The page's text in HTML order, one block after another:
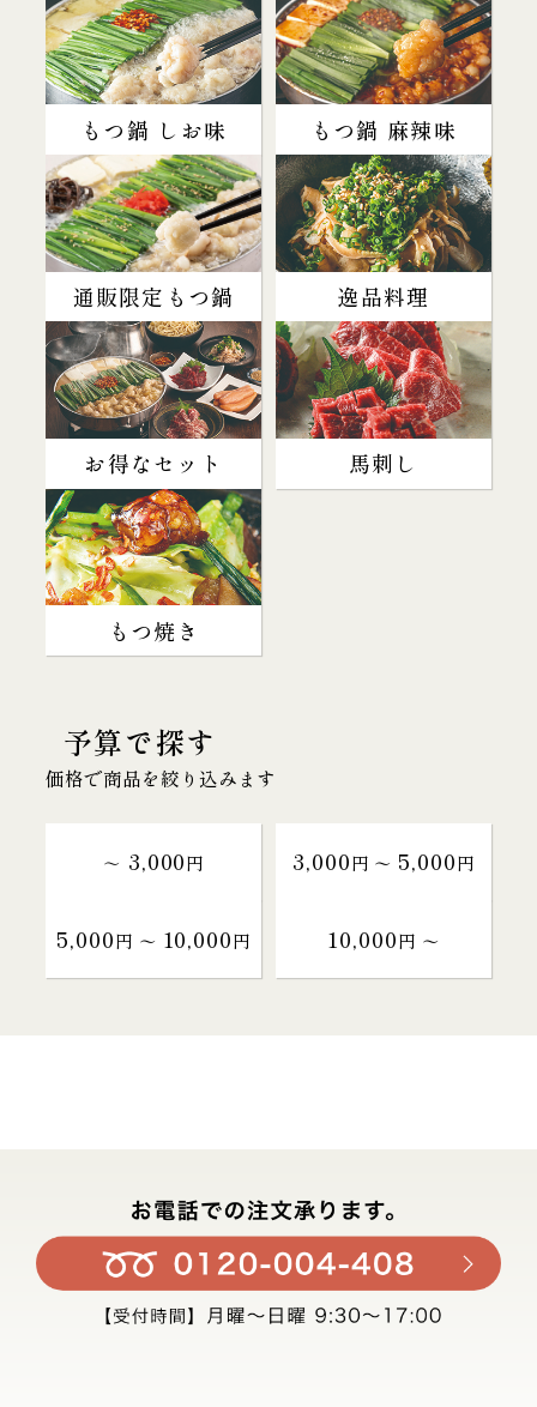
もつ鍋 しお味 もつ鍋 麻辣味
通販限定もつ鍋 逸品料理
お得なセット 馬刺し
もつ焼き
予算で探す
価格で商品を絞り込みます
～ 3,000円 3,000円 〜 5,000円
5,000円 〜 10,000円 10,000円 〜